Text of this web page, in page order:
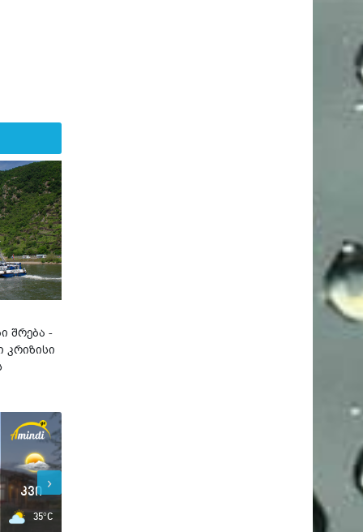
შრება -
კვი
35°C
›